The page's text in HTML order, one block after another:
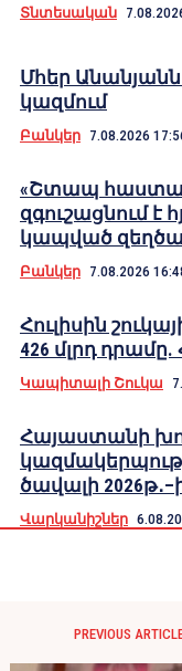
Տնտեսական
Մհեր Անանյանն
կազմում
Բանկեր 7.08.2026
«Շտապ
զգուշացնում է
կապված
Բանկեր 7.08.2026
Հուլիսին
426 մլրդ
Կապիտալի Շուկա
Հայաստանի
ծավալի
Վարկանիշներ
PREVIOUS